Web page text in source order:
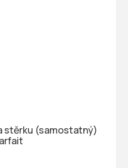
stěrku (samostatný)